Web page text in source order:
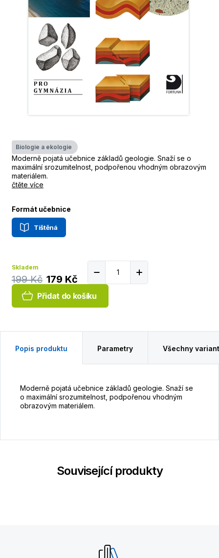
Biologie a ekologie
Moderně pojatá učebnice základů geologie. Snaží se o
maximální srozumitelnost, podpořenou vhodným obrazovým
materiálem.
čtěte více
Formát učebnice
Tištěná
Skladem
199 Kč 179 Kč
Přidat do košíku
Popis produktu Parametry Všechny
Moderně pojatá učebnice základů geologie. Snaží se
o maximální srozumitelnost, podpořenou vhodným
obrazovým materiálem.
Související produkty